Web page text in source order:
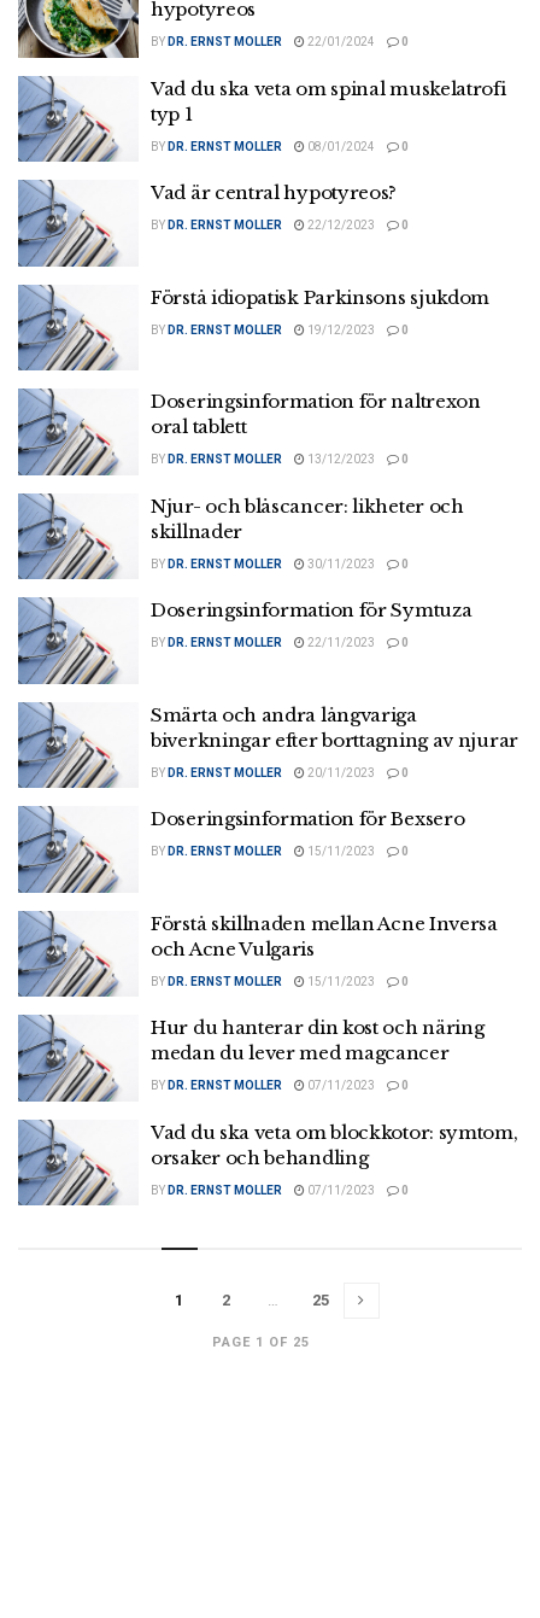
hypotyreos
BY DR. ERNST MOLLER 22/01/2024 0
Vad du ska veta om spinal muskelatrofi
typ 1
BY DR. ERNST MOLLER 08/01/2024 0
Vad är central hypotyreos?
BY DR. ERNST MOLLER 22/12/2023 0
Förstå idiopatisk Parkinsons sjukdom
BY DR. ERNST MOLLER 19/12/2023 0
Doseringsinformation för naltrexon
oral tablett
BY DR. ERNST MOLLER 13/12/2023 0
Njur- och blåscancer: likheter och
skillnader
BY DR. ERNST MOLLER 30/11/2023 0
Doseringsinformation för Symtuza
BY DR. ERNST MOLLER 22/11/2023 0
Smärta och andra långvariga
biverkningar efter borttagning av njurar
BY DR. ERNST MOLLER 20/11/2023 0
Doseringsinformation för Bexsero
BY DR. ERNST MOLLER 15/11/2023 0
Förstå skillnaden mellan Acne Inversa
och Acne Vulgaris
BY DR. ERNST MOLLER 15/11/2023 0
Hur du hanterar din kost och näring
medan du lever med magcancer
BY DR. ERNST MOLLER 07/11/2023 0
Vad du ska veta om blockkotor: symtom,
orsaker och behandling
BY DR. ERNST MOLLER 07/11/2023 0
PAGE 1 OF 25
1 2 … 25